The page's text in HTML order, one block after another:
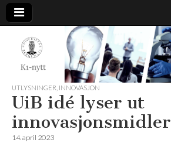
K1-
Nytt
UTLYSNINGER INNOVASJON
UiB idé lyser ut
innovasjonsmidler
14. april 2023